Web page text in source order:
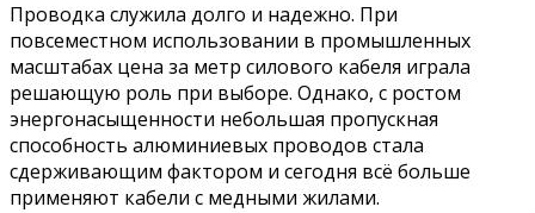
Проводка служила долго и надежно. При
повсеместном использовании в промышленных
масштабах цена за метр силового кабеля играла
решающую роль при выборе. Однако, с ростом
энергонасыщенности небольшая пропускная
способность алюминиевых проводов стала
сдерживающим фактором и сегодня всё больше
применяют кабели с медными жилами.